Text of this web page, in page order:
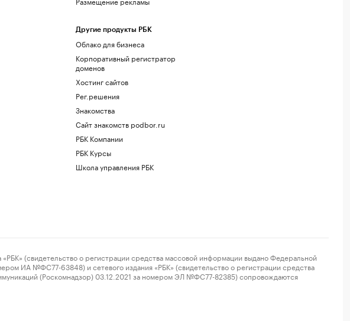
Другие продукты РБК
Облако для бизнеса
Корпоративный регистратор
доменов
Хостинг сайтов
Рег.решения
Знакомства
Сайт знакомств podbor.ru
РБК Компании
РБК Курсы
Школа управления РБК
(свидетельство о регистрации средства массовой информации выдано Федеральной
ИА №ФС77-63848) и сетевого издания «РБК» (свидетельство о регистрации средства
(Роскомнадзор) 03.12.2021 за номером ЭЛ №ФС77-82385) сопровождаются